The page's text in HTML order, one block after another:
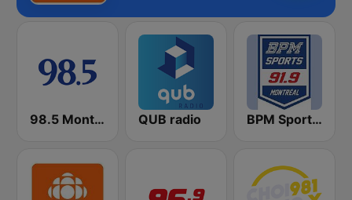
98.5 Montréal QUB radio BPM Sports 91.9 FM